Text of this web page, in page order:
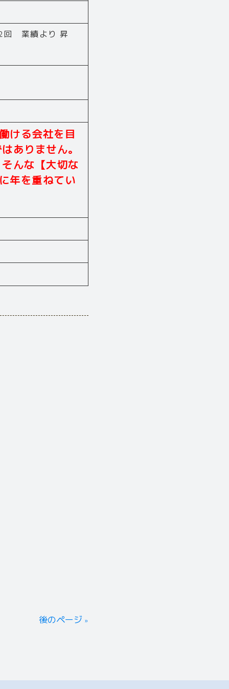
回 業績より 昇
ける会社を目
ありません。
んな【大切な
年を重ねてい
後のページ »